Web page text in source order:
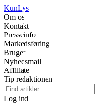
KunLys
Om os
Kontakt
Presseinfo
Markedsføring
Bruger
Nyhedsmail
Affiliate
Tip redaktionen
Log ind